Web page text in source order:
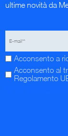
ultime novità da
Acconsento a
Acconsento al
Regolamento